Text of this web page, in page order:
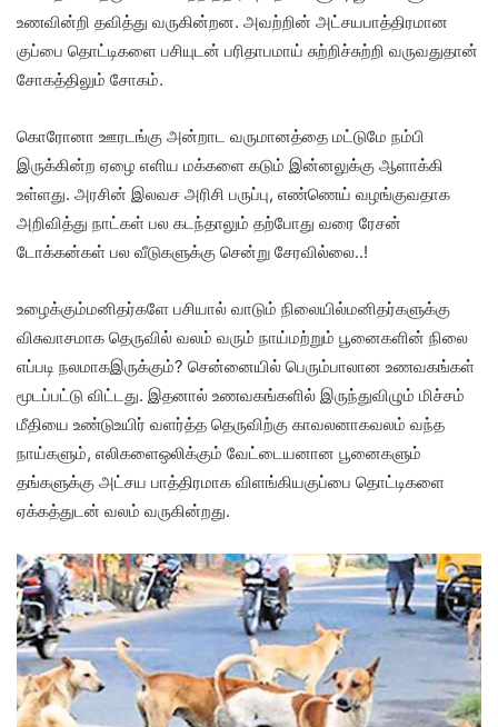
உணவின்றி தவித்து வருகின்றன. அவற்றின் அட்சயபாத்திரமான
குப்பை தொட்டிகளை பசியுடன் பரிதாபமாய் சுற்றிச்சுற்றி வருவதுதான்
சோகத்திலும் சோகம்.
கொரோனா ஊரடங்கு அன்றாட வருமானத்தை மட்டுமே நம்பி
இருக்கின்ற ஏழை எளிய மக்களை கடும் இன்னலுக்கு ஆளாக்கி
உள்ளது. அரசின் இலவச அரிசி பருப்பு, எண்ணெய் வழங்குவதாக
அறிவித்து நாட்கள் பல கடந்தாலும் தற்போது வரை ரேசன்
டோக்கன்கள் பல வீடுகளுக்கு சென்று சேரவில்லை..!
உழைக்கும்மனிதர்களே பசியால் வாடும் நிலையில்மனிதர்களுக்கு
விசுவாசமாக தெருவில் வலம் வரும் நாய்மற்றும் பூனைகளின் நிலை
எப்படி நலமாகஇருக்கும்? சென்னையில் பெரும்பாலான உணவகங்கள்
மூடப்பட்டு விட்டது. இதனால் உணவகங்களில் இருந்துவிழும் மிச்சம்
மீதியை உண்டுஉயிர் வளர்த்த தெருவிற்கு காவலனாகவலம் வந்த
நாய்களும், எலிகளைஒலிக்கும் வேட்டையனான பூனைகளும்
தங்களுக்கு அட்சய பாத்திரமாக விளங்கியகுப்பை தொட்டிகளை
ஏக்கத்துடன் வலம் வருகின்றது.